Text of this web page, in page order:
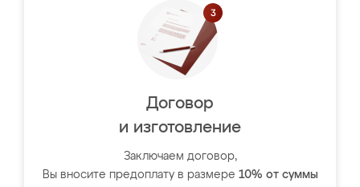
Договор
и изготовление
Заключаем договор,
Вы вносите предоплату в размере 10% от суммы